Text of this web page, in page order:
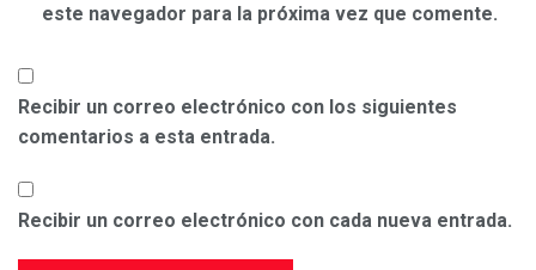
este navegador para la próxima vez que comente.
Recibir un correo electrónico con los siguientes
comentarios a esta entrada.
Recibir un correo electrónico con cada nueva entrada.